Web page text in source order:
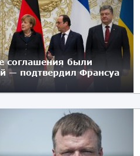
соглашения были
— подтвердил Франсуа